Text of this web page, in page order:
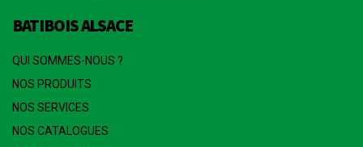
BATIBOIS ALSACE
QUI SOMMES-NOUS ?
NOS PRODUITS
NOS SERVICES
NOS CATALOGUES